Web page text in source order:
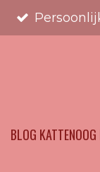
BLOG KATTENOOG